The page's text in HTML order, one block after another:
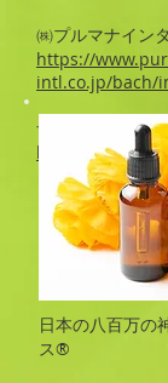
㈱プルマナイン
https://
intl.co.jp/bach/
ナチュラルセラ
https://
日本の八百万
ス®